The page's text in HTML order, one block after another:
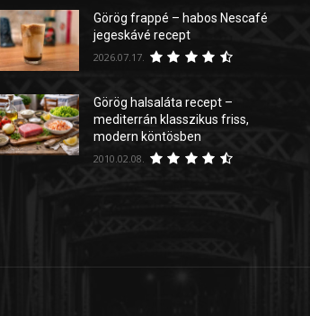
Görög frappé – habos Nescafé
jegeskávé recept
2026.07.17.
Görög halsaláta recept –
mediterrán klasszikus friss,
modern köntösben
2010.02.08.